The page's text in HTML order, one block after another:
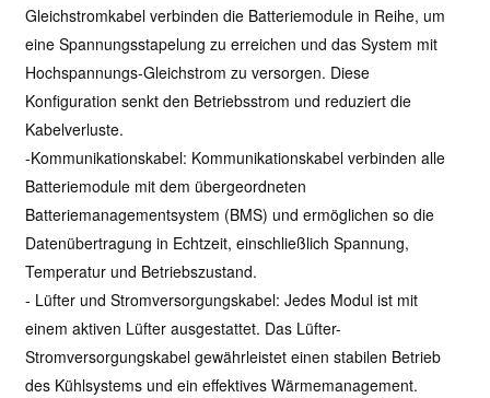
Gleichstromkabel verbinden die Batteriemodule in Reihe, um
eine Spannungsstapelung zu erreichen und das System mit
Hochspannungs-Gleichstrom zu versorgen. Diese
Konfiguration senkt den Betriebsstrom und reduziert die
Kabelverluste.
-Kommunikationskabel: Kommunikationskabel verbinden alle
Batteriemodule mit dem übergeordneten
Batteriemanagementsystem (BMS) und ermöglichen so die
Datenübertragung in Echtzeit, einschließlich Spannung,
Temperatur und Betriebszustand.
- Lüfter und Stromversorgungskabel: Jedes Modul ist mit
einem aktiven Lüfter ausgestattet. Das Lüfter-
Stromversorgungskabel gewährleistet einen stabilen Betrieb
des Kühlsystems und ein effektives Wärmemanagement.